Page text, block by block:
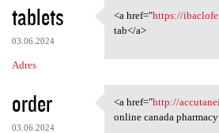
tablets
03.06.2024
Adres
<a href="https://
<a href="https://
tab</a>
order
03.06.2024
<a href="http://
<a href="http://
online canada